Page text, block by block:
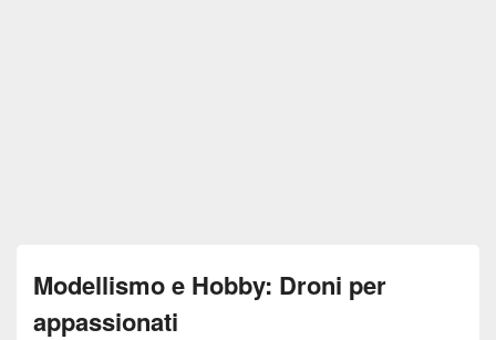
Modellismo e Hobby: Droni per
appassionati